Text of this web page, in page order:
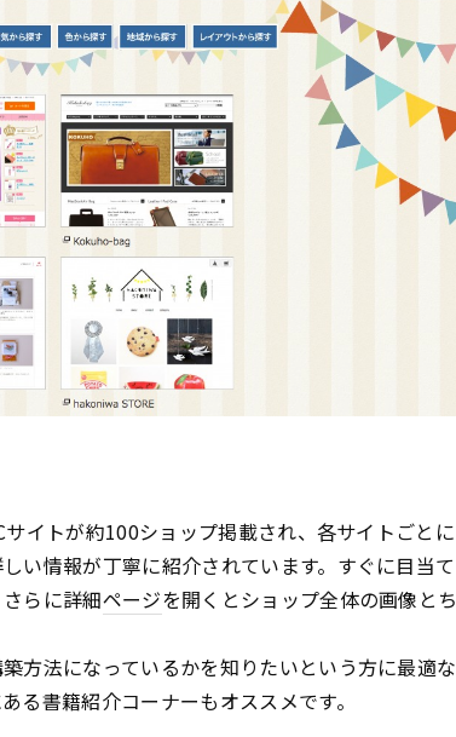
イトが約100ショップ掲載され、各サイトごとに
い情報が丁寧に紹介されています。すぐに目当て
らに詳細ページを開くとショップ全体の画像とち
方法になっているかを知りたいという方に最適な
る書籍紹介コーナーもオススメです。